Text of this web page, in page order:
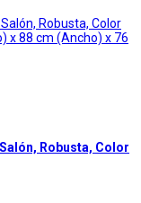
Robusta, Color